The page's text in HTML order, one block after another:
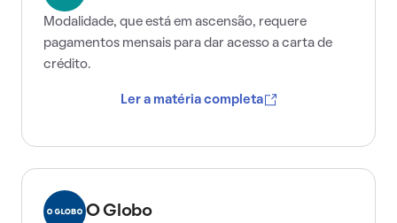
Modalidade, que está em ascensão, requere
pagamentos mensais para dar acesso a carta de
crédito.
Ler a matéria completa
O Globo